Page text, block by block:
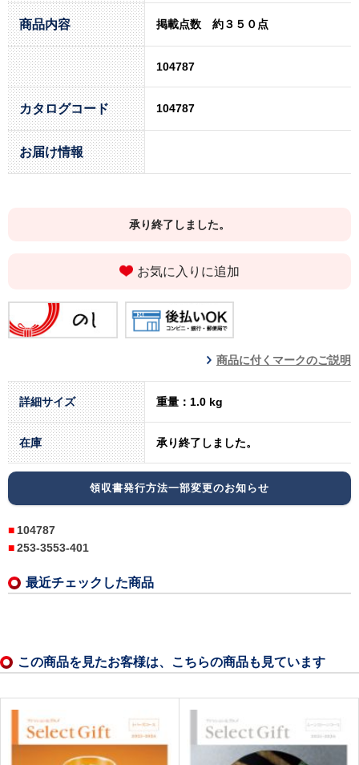
商品内容 掲載点数 約３５０点
104787
カタログコード 104787
お届け情報
承り終了しました。
お気に入りに追加
商品に付くマークのご説明
詳細サイズ 重量：1.0 kg
在庫 承り終了しました。
領収書発行方法一部変更のお知らせ
104787
253-3553-401
最近チェックした商品
この商品を見たお客様は、こちらの商品も見ています